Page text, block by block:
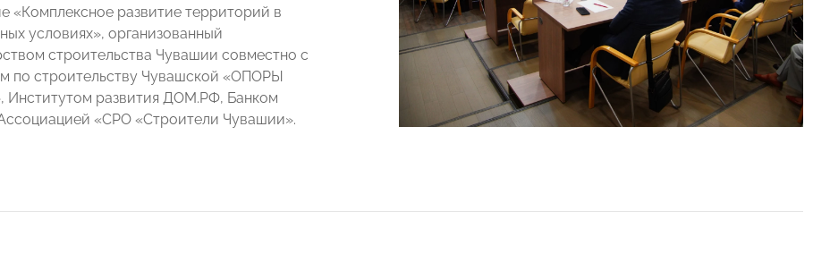
«Комплексное развитие территорий в
условиях», организованный
строительства Чувашии совместно с
по строительству Чувашской «ОПОРЫ
развития ДОМ.РФ, Банком
«СРО «Строители Чувашии».